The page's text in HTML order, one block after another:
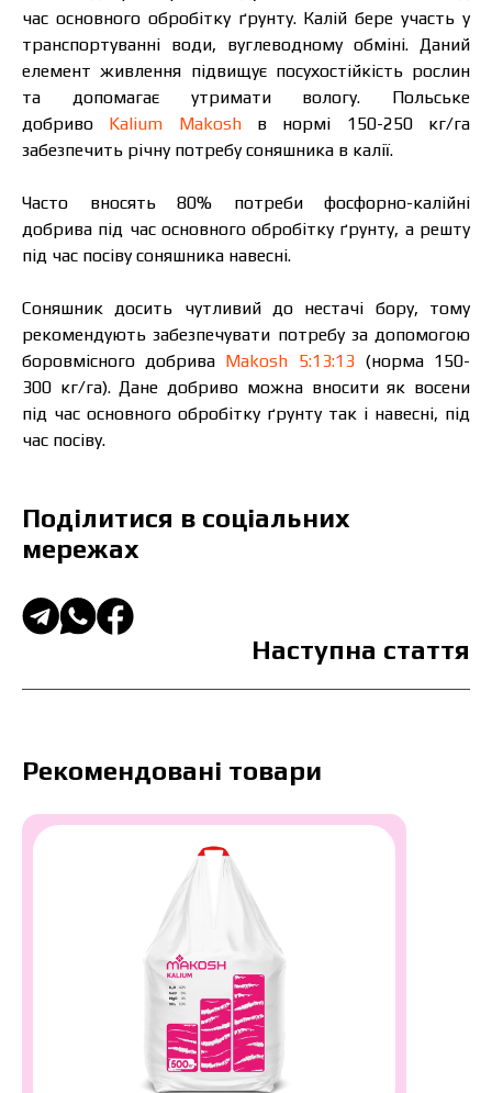
час основного обробітку ґрунту. Калій бере участь у
транспортуванні води, вуглеводному обміні. Даний
елемент живлення підвищує посухостійкість рослин
та допомагає утримати вологу. Польське
добриво Kalium Makoshв нормі 150-250 кг/га
забезпечить річну потребу соняшника в калії.
Часто вносять 80% потреби фосфорно-калійні
добрива під час основного обробітку ґрунту, а решту
під час посіву соняшника навесні.
Соняшник досить чутливий до нестачі бору, тому
рекомендують забезпечувати потребу за допомогою
боровмісного добрива Makosh 5:13:13(норма 150-
300 кг/га). Дане добриво можна вносити як восени
під час основного обробітку ґрунту так і навесні, під
час посіву.
Поділитися в соціальних
мережах
Наступна стаття
Рекомендовані товари